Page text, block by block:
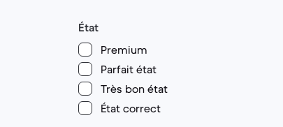
État
Premium
Parfait état
Très bon état
État correct